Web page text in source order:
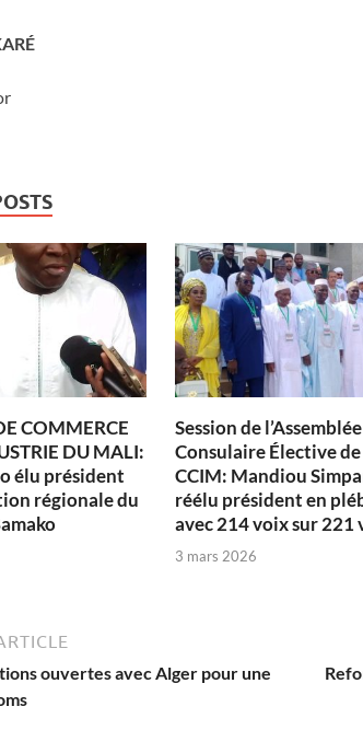
COMMERCE
DU MALI:
élu président
régionale du
Session de l’Assemblée
Consulaire Élective de
CCIM: Mandiou
réélu président en
avec 214 voix sur 221
3 mars 2026
ouvertes avec Alger pour une